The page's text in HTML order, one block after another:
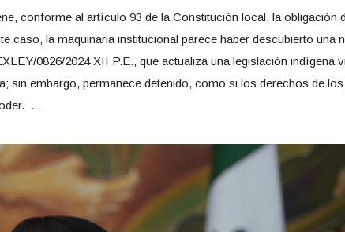
conforme al artículo 93 de la Constitución local, la obligación
caso, la maquinaria institucional parece haber descubierto una
0826/2024 XII P.E., que actualiza una legislación indígena
sin embargo, permanece detenido, como si los derechos de
. .